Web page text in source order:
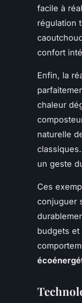
facile à
régulation
confort
Enfin, la
chaleur
naturelle
un geste
Ces
conjuguer
budgets